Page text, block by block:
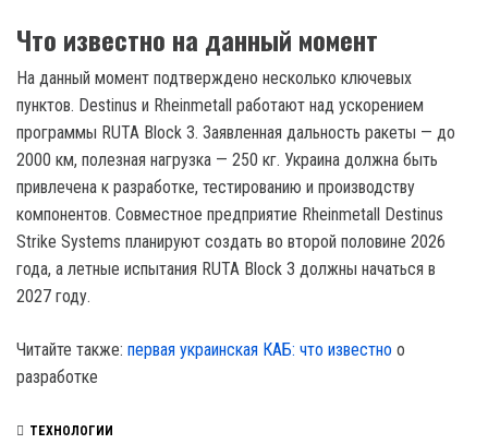
Что известно на данный момент
На данный момент подтверждено несколько ключевых
пунктов. Destinus и Rheinmetall работают над ускорением
программы RUTA Block 3. Заявленная дальность ракеты — до
2000 км, полезная нагрузка — 250 кг. Украина должна быть
привлечена к разработке, тестированию и производству
компонентов. Совместное предприятие Rheinmetall Destinus
Strike Systems планируют создать во второй половине 2026
года, а летные испытания RUTA Block 3 должны начаться в
2027 году.
Читайте также: первая украинская КАБ: что известно о
разработке
ТЕХНОЛОГИИ